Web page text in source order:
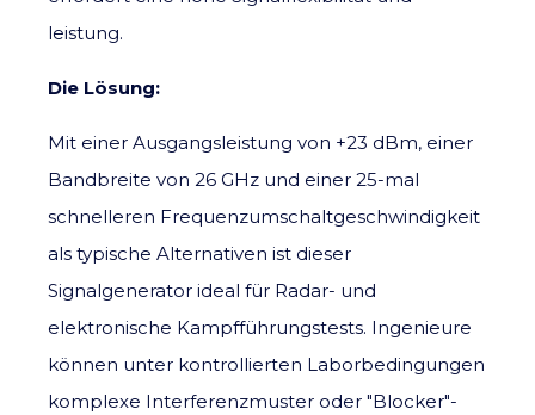
leistung.
Die Lösung:
Mit einer Ausgangsleistung von +23 dBm, einer
Bandbreite von 26 GHz und einer 25-mal
schnelleren Frequenzumschaltgeschwindigkeit
als typische Alternativen ist dieser
Signalgenerator ideal für Radar- und
elektronische Kampfführungstests. Ingenieure
können unter kontrollierten Laborbedingungen
komplexe Interferenzmuster oder "Blocker"-